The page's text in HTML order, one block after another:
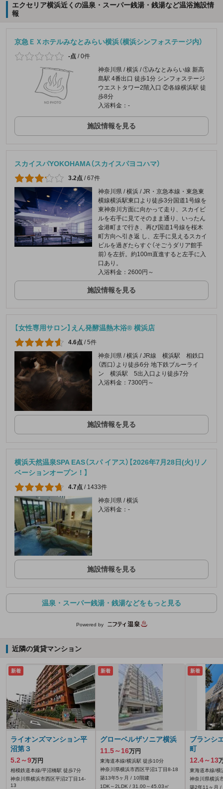
エクセリア横浜近くの温泉・スーパー銭湯・銭湯など温浴施設情
報
京急ＥＸホテルみなとみらい横浜（横浜シンフォステージ内）
-点 /0件
神奈川県 / 横浜 / ①みなとみらい線 新高
島駅 4番出口 徒歩1分 シンフォステージ
ウエストタワー2階入口 ②各線横浜駅 徒
歩8分
入浴料金：-
施設情報を見る
スカイスパYOKOHAMA（スカイスパヨコハマ）
3.2点 /67件
神奈川県 / 横浜 / JR・京急本線・東急東
横線横浜駅東口より徒歩3分国道1号線を
東神奈川方面に向かって走り、スカイビ
ルを右手に見てそのまま通り、いったん
金港町まで行き、再び国道1号線を桜木
町方向へ引き返 し、左手に見えるスカイ
ビルを過ぎたらすぐ（そごうダリア館手
前）を左折。約100m直進すると左手に入
口あり。
入浴料金：2600円～
施設情報を見る
【女性専用サロン】えん発酵温熱木浴® 横浜店
4.6点 /5件
神奈川県 / 横浜 / JR線 横浜駅 相鉄口
（西口）より徒歩6分 地下鉄ブルーライ
ン 横浜駅 5出入口より徒歩7分
入浴料金：7300円～
施設情報を見る
横浜天然温泉SPA EAS（スパ イアス）【2026年7月28日(火)リノ
ベーションオープン！】
4.7点 / 1433件
神奈川県 / 横浜
入浴料金：-
施設情報を見る
温泉・スーパー銭湯・銭湯などをもっと見る
Powered by
近隣の賃貸マンション
新着
ライオンズマンション平
沼第３
5.2～9万円
相模鉄道本線/平沼橋駅 徒歩7分
神奈川県横浜市西区平沼2丁目14-
13
新着
グローベルザソニア横浜
11.5～16万円
東海道本線/横浜駅 徒歩10分
神奈川県横浜市西区平沼1丁目8-18
築13年5ヶ月 / 10階建
1DK～2LDK / 31.00～45.03㎡
新着
ブランシ
町
12.4～13
東海道本線/横
神奈川県横浜
築2年11ヶ月 /